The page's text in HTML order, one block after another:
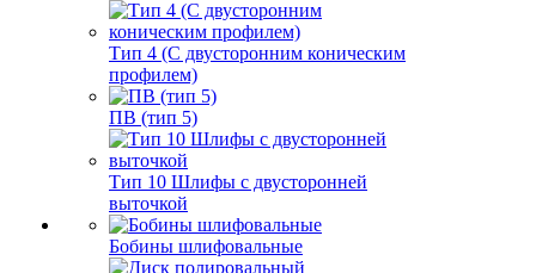
Тип 4 (С двусторонним коническим
профилем)
ПВ (тип 5)
Тип 10 Шлифы с двусторонней
выточкой
Бобины шлифовальные